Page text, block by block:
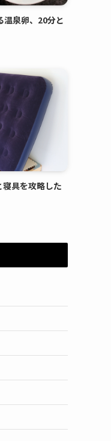
温泉卵、20分と
寝具を攻略した